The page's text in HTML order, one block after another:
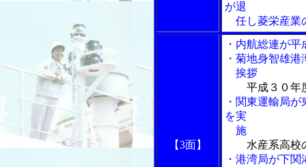
が退
任し菱栄産業
【3面】
・内航総連が
・菊地身智雄
挨拶
平成３０年
・関東運輸局
を実
施
水産系高校
・港湾局が下